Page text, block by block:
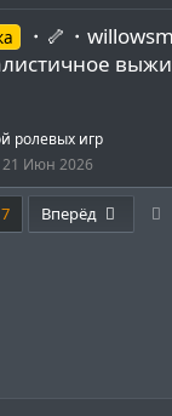
・🦴・
ролевых игр
21 Июн 2026
Вперёд